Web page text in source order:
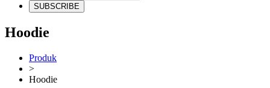
SUBSCRIBE
Hoodie
Produk
>
Hoodie